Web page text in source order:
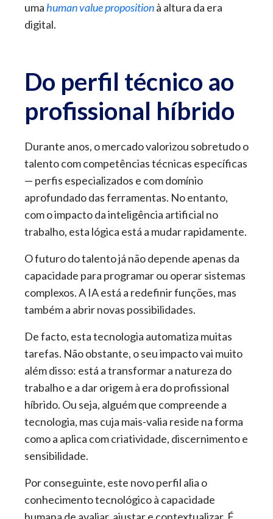
umahuman value propositionà altura da era
digital.
Do perfil técnico ao
profissional híbrido
Durante anos, o mercado valorizou sobretudo o
talento com competências técnicas específicas
— perfis especializados e com domínio
aprofundado das ferramentas. No entanto,
com o impacto da inteligência artificial no
trabalho, esta lógica está a mudar rapidamente.
O futuro do talento já não depende apenas da
capacidade para programar ou operar sistemas
complexos. A IA está a redefinir funções, mas
também a abrir novas possibilidades.
De facto, esta tecnologia automatiza muitas
tarefas. Não obstante, o seu impacto vai muito
além disso: está a transformar a natureza do
trabalho e a dar origem à era do profissional
híbrido. Ou seja, alguém que compreende a
tecnologia, mas cuja mais-valia reside na forma
como a aplica com criatividade, discernimento e
sensibilidade.
Por conseguinte, este novo perfil alia o
conhecimento tecnológico à capacidade